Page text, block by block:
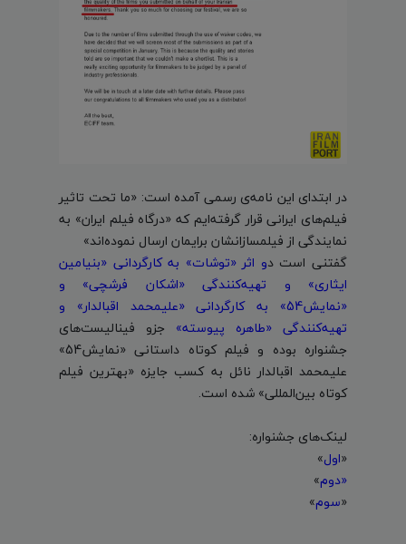
در ابتدای این نامه‌ی رسمی آمده است: «ما تحت تاثیر
فیلم‌های ایرانی قرار گرفته‌ایم که «درگاه فیلم ایران» به
نمایندگی از فیلمسازانشان برایمان ارسال نموده‌اند»
گفتنی است دو اثر «توشات» به کارگردانی «بنیامین
ایثاری» و تهیه‌کنندگی «اشکان فرشچی» و
«نمایش54» به کارگردانی «علیمحمد اقبالدار» و
تهیه‌کنندگی «طاهره پیوسته» جزو فینالیست‌های
جشنواره بوده و فیلم کوتاه داستانی «نمایش54»
علیمحمد اقبالدار نائل به کسب جایزه «بهترین فیلم
کوتاه بین‌المللی» شده است.
لینک‌های جشنواره:
«اول»
«دوم»
«سوم»